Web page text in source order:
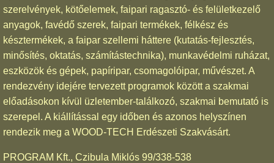
szerelvények, kötőelemek, faipari ragasztó- és felületkezelő
anyagok, favédő szerek, faipari termékek, félkész és
késztermékek, a faipar szellemi háttere (kutatás-fejlesztés,
minősítés, oktatás, számítástechnika), munkavédelmi ruházat,
eszközök és gépek, papíripar, csomagolóipar, művészet. A
rendezvény idejére tervezett programok között a szakmai
előadásokon kívül üzletember-találkozó, szakmai bemutató is
szerepel. A kiállítással egy időben és azonos helyszínen
rendezik meg a WOOD-TECH Erdészeti Szakvásárt.
PROGRAM Kft., Czibula Miklós 99/338-538